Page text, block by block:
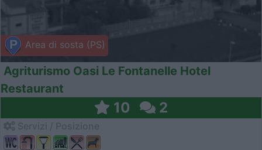
Area di sosta (PS)
Agriturismo Oasi Le Fontanelle Hotel
Restaurant
10 2